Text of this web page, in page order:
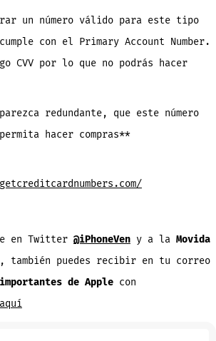
un número válido para este tipo
con el Primary Account Number.
CVV por lo que no podrás hacer
redundante, que este número
hacer compras**
en Twitter @iPhoneVeny a la Movida
también puedes recibir en tu correo
de Applecon